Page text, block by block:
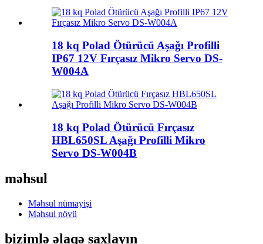
18 kq Polad Ötürücü Aşağı Profilli
IP67 12V Fırçasız Mikro Servo DS-
W004A
18 kq Polad Ötürücü Fırçasız
HBL650SL Aşağı Profilli Mikro
Servo DS-W004B
məhsul
Məhsul nümayişi
Məhsul növü
bizimlə əlaqə saxlayın